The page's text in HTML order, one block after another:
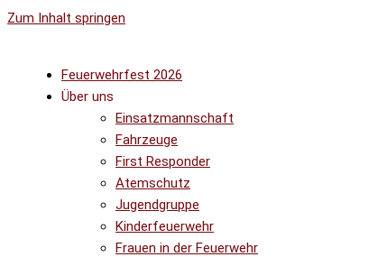
Zum Inhalt springen
Feuerwehrfest 2026
Über uns
Einsatzmannschaft
Fahrzeuge
First Responder
Atemschutz
Jugendgruppe
Kinderfeuerwehr
Frauen in der Feuerwehr